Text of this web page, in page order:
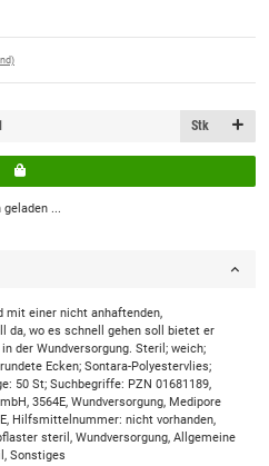
Stk
geladen ...
mit einer nicht anhaftenden,
da, wo es schnell gehen soll bietet er
der Wundversorgung. Steril; weich;
Ecken; Sontara-Polyestervlies;
50 St; Suchbegriffe: PZN 01681189,
3564E, Wundversorgung, Medipore
Hilfsmittelnummer: nicht vorhanden,
steril, Wundversorgung, Allgemeine
Sonstiges